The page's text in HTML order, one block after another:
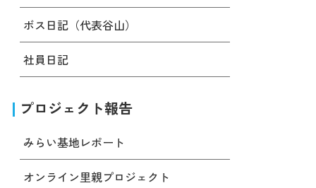
ボス日記（代表谷山）
社員日記
プロジェクト報告
みらい基地レポート
オンライン里親プロジェクト